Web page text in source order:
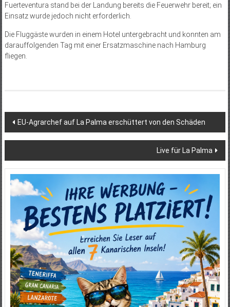
Fuerteventura stand bei der Landung bereits die Feuerwehr bereit; ein
Einsatz wurde jedoch nicht erforderlich.
Die Fluggäste wurden in einem Hotel untergebracht und konnten am
darauffolgenden Tag mit einer Ersatzmaschine nach Hamburg
fliegen.
Beitragsnavigation
EU-Agrarchef auf La Palma erschüttert von den Schäden
Live für La Palma